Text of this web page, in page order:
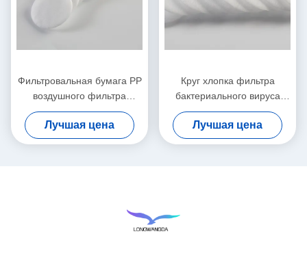
Фильтровальная бумага PP
воздушного фильтра
электростатическая для
HME/HMEF
Лучшая цена
Круг хлопка фильтра
бактериального вируса
HME HMEF
электростатический
Лучшая цена